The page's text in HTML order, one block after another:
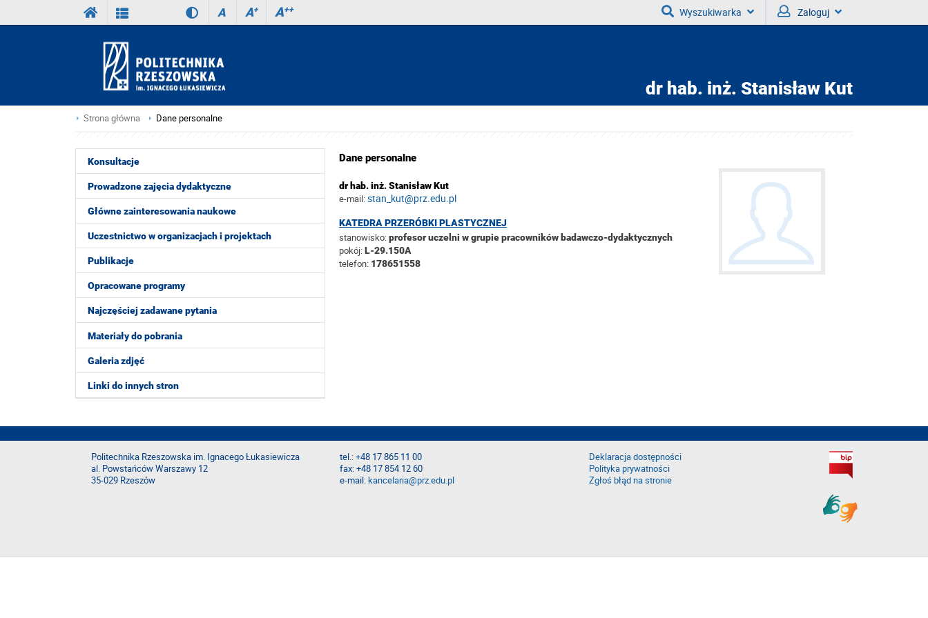
A A+ A++ Wyszukiwarka Zaloguj
dr hab. inż. Stanisław Kut
Strona główna Dane personalne
Konsultacje
Prowadzone zajęcia dydaktyczne
Główne zainteresowania naukowe
Uczestnictwo w organizacjach i projektach
Publikacje
Opracowane programy
Najczęściej zadawane pytania
Materiały do pobrania
Galeria zdjęć
Linki do innych stron
Dane personalne
dr hab. inż. Stanisław Kut
e-mail:stan_kut@prz.edu.pl
KATEDRA PRZERÓBKI PLASTYCZNEJ
stanowisko:profesor uczelni w grupie pracowników badawczo-dydaktycznych
pokój:L-29.150A
telefon: 178651558
Politechnika Rzeszowska im. Ignacego Łukasiewicza
al. Powstańców Warszawy 12
35-029 Rzeszów
tel.: +48 17 865 11 00
fax: +48 17 854 12 60
e-mail:kancelaria@prz.edu.pl
Deklaracja dostępności
Polityka prywatności
Zgłoś błąd na stronie